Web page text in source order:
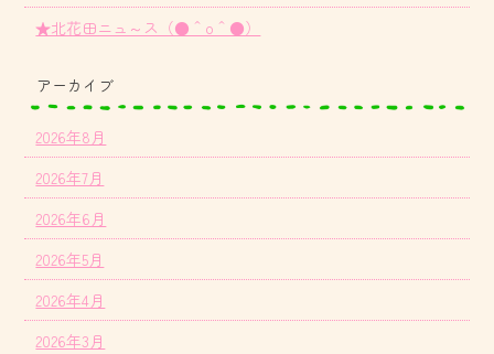
★北花田ニュ～ス（●＾o＾●）
アーカイブ
2026年8月
2026年7月
2026年6月
2026年5月
2026年4月
2026年3月